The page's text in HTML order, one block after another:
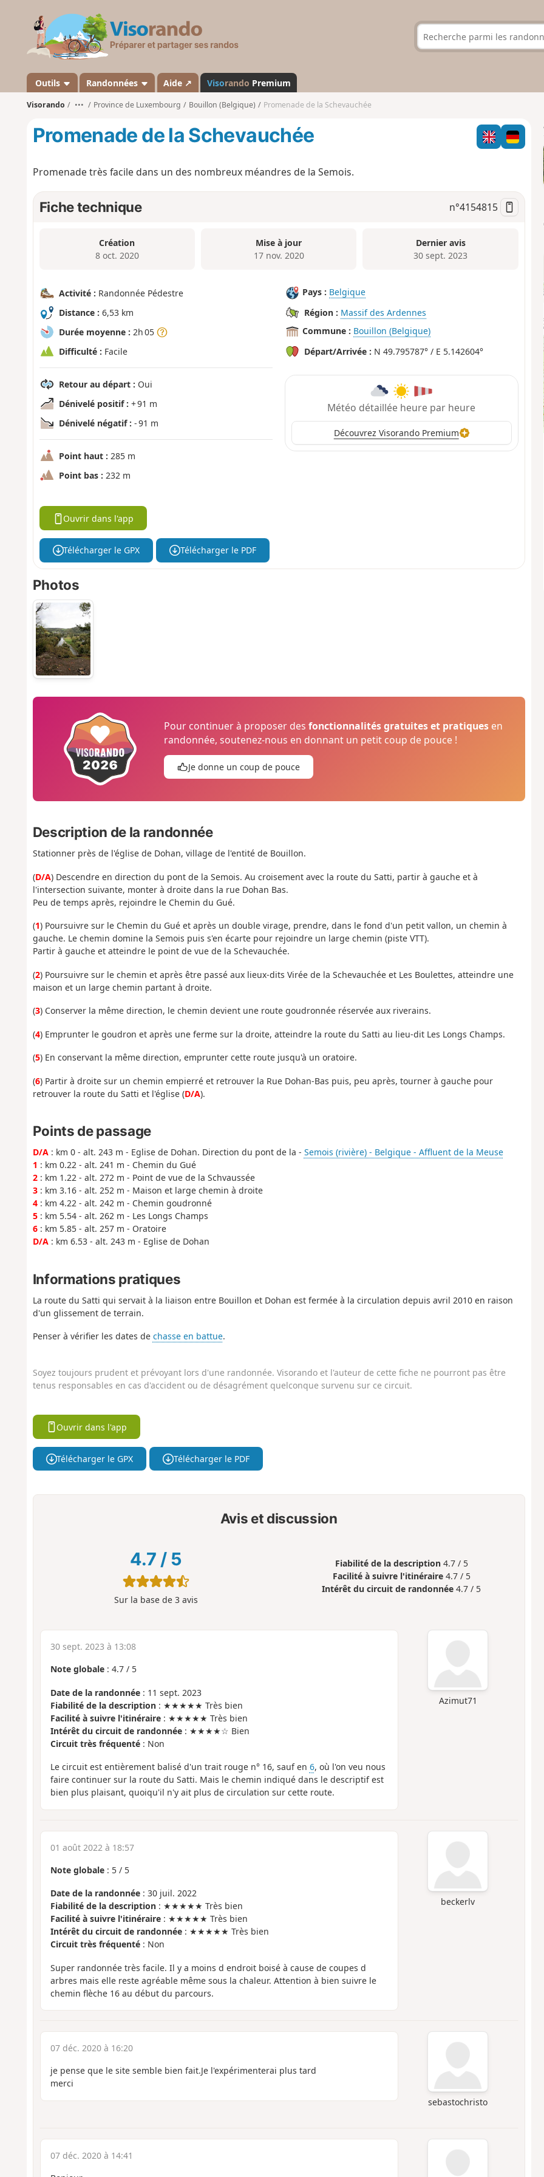
s
a
n
d
Outils Randonnées Aide ↗ Visorando Premium
Visorando ••• Province de Luxembourg Bouillon (Belgique) Promenade de la Schevauchée
Promenade de la Schevauchée
Promenade très facile dans un des nombreux méandres de la Semois.
Fiche technique n°4154815
Création
8 oct. 2020
Mise à jour
17 nov. 2020
Dernier avis
30 sept. 2023
Activité : Randonnée Pédestre
Distance : 6,53 km
Durée moyenne : 2h 05
Difficulté : Facile
Retour au départ : Oui
Dénivelé positif : + 91 m
Dénivelé négatif : - 91 m
Point haut : 285 m
Point bas : 232 m
Pays : Belgique
Région : Massif des Ardennes
Commune : Bouillon (Belgique)
Départ/Arrivée : N 49.795787° / E 5.142604°
Météo détaillée heure par heure
Découvrez Visorando Premium
Ouvrir dans l'app
Télécharger le GPX Télécharger le PDF
Photos
Pour continuer à proposer desfonctionnalités gratuites et pratiques en
randonnée, soutenez-nous en donnant un petit coup de pouce !
Je donne un coup de pouce
Description de la randonnée
Stationner près de l'église de Dohan, village de l'entité de Bouillon.
(D/A) Descendre en direction du pont de la Semois. Au croisement avec la route du Satti, partir à gauche et à
l'intersection suivante, monter à droite dans la rue Dohan Bas.
Peu de temps après, rejoindre le Chemin du Gué.
(1) Poursuivre sur le Chemin du Gué et après un double virage, prendre, dans le fond d'un petit vallon, un chemin à
gauche. Le chemin domine la Semois puis s'en écarte pour rejoindre un large chemin (piste VTT).
Partir à gauche et atteindre le point de vue de la Schevauchée.
(2) Poursuivre sur le chemin et après être passé aux lieux-dits Virée de la Schevauchée et Les Boulettes, atteindre une
maison et un large chemin partant à droite.
(3) Conserver la même direction, le chemin devient une route goudronnée réservée aux riverains.
(4) Emprunter le goudron et après une ferme sur la droite, atteindre la route du Satti au lieu-dit Les Longs Champs.
(5) En conservant la même direction, emprunter cette route jusqu'à un oratoire.
(6) Partir à droite sur un chemin empierré et retrouver la Rue Dohan-Bas puis, peu après, tourner à gauche pour
retrouver la route du Satti et l'église (D/A).
Points de passage
D/A: km 0 - alt. 243 m - Eglise de Dohan. Direction du pont de la - Semois (rivière) - Belgique - Affluent de la Meuse
1 : km 0.22 - alt. 241 m - Chemin du Gué
2: km 1.22 - alt. 272 m - Point de vue de la Schvaussée
3: km 3.16 - alt. 252 m - Maison et large chemin à droite
4: km 4.22 - alt. 242 m - Chemin goudronné
5: km 5.54 - alt. 262 m - Les Longs Champs
6: km 5.85 - alt. 257 m - Oratoire
D/A: km 6.53 - alt. 243 m - Eglise de Dohan
Informations pratiques
La route du Satti qui servait à la liaison entre Bouillon et Dohan est fermée à la circulation depuis avril 2010 en raison
d'un glissement de terrain.
Penser à vérifier les dates de chasse en battue.
Soyez toujours prudent et prévoyant lors d'une randonnée. Visorando et l'auteur de cette fiche ne pourront pas être
tenus responsables en cas d'accident ou de désagrément quelconque survenu sur ce circuit.
Ouvrir dans l'app
Télécharger le GPX Télécharger le PDF
Avis et discussion
4.7 / 5
Sur la base de 3avis
Fiabilité de la description 4.7 / 5
Facilité à suivre l'itinéraire 4.7 / 5
Intérêt du circuit de randonnée 4.7 / 5
Azimut71
30 sept. 2023 à 13:08
Note globale: 4.7/ 5
Date de la randonnée: 11 sept. 2023
Fiabilité de la description: ★★★★★ Très bien
Facilité à suivre l'itinéraire: ★★★★★ Très bien
Intérêt du circuit de randonnée: ★★★★☆ Bien
Circuit très fréquenté: Non
Le circuit est entièrement balisé d'un trait rouge n° 16, sauf en 6, où l'on veu nous
faire continuer sur la route du Satti. Mais le chemin indiqué dans le descriptif est
bien plus plaisant, quoiqu'il n'y ait plus de circulation sur cette route.
beckerlv
01 août 2022 à 18:57
Note globale: 5/ 5
Date de la randonnée: 30 juil. 2022
Fiabilité de la description: ★★★★★ Très bien
Facilité à suivre l'itinéraire: ★★★★★ Très bien
Intérêt du circuit de randonnée: ★★★★★ Très bien
Circuit très fréquenté: Non
Super randonnée très facile. Il y a moins d endroit boisé à cause de coupes d
arbres mais elle reste agréable même sous la chaleur. Attention à bien suivre le
chemin flèche 16 au début du parcours.
sebastochristo
07 déc. 2020 à 16:20
je pense que le site semble bien fait.Je l'expérimenterai plus tard
merci
07 déc. 2020 à 14:41